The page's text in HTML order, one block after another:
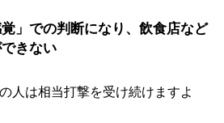
」での判断になり、飲食店など
きない
人は相当打撃を受け続けますよ